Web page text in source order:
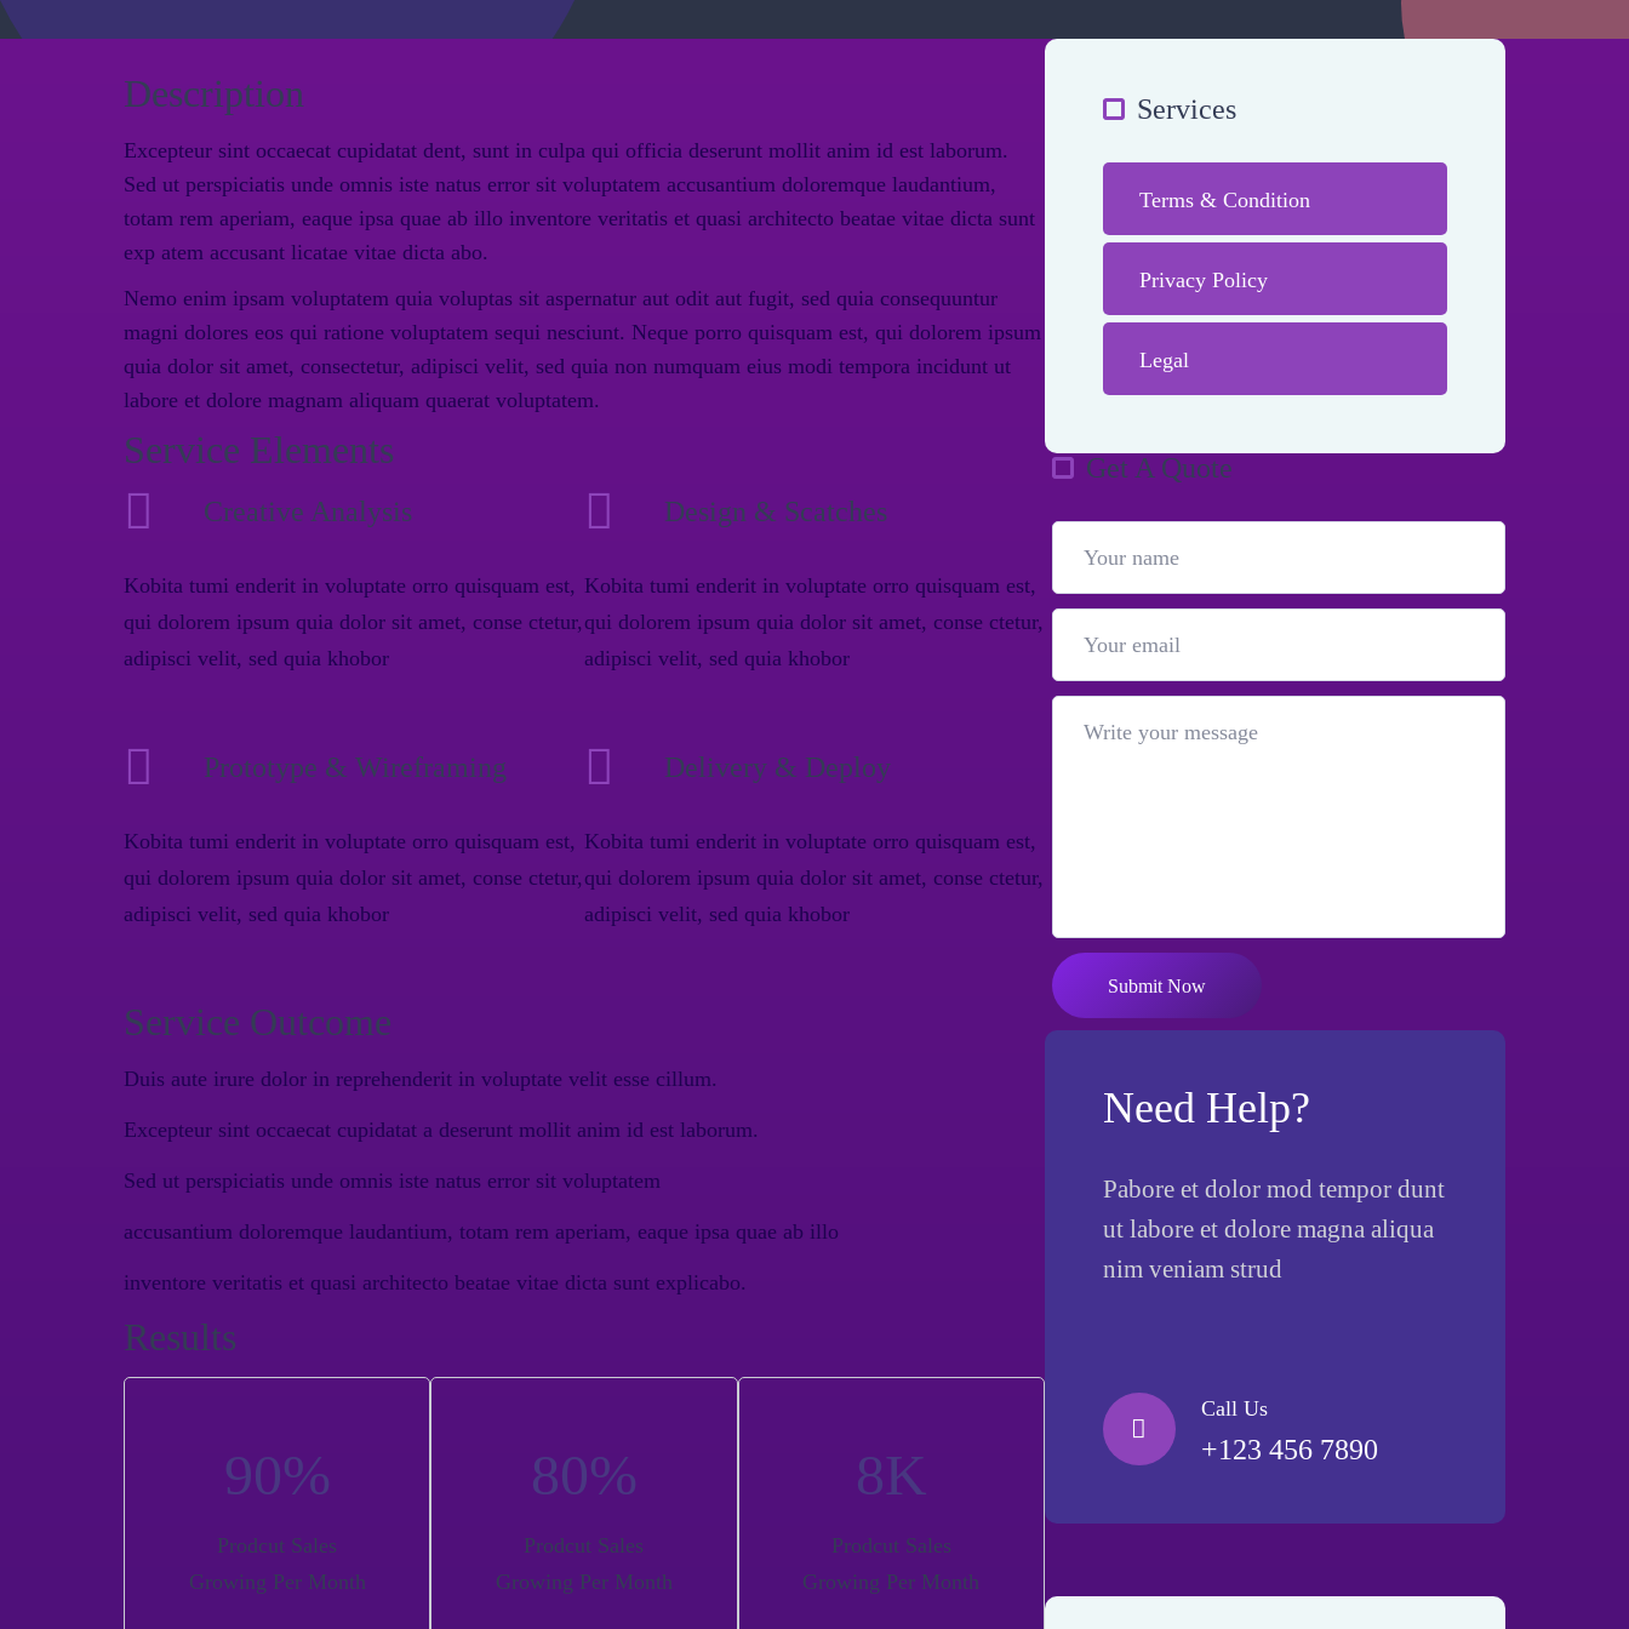
Description
Excepteur sint occaecat cupidatat dent, sunt in culpa qui officia deserunt mollit anim id est laborum.
Sed ut perspiciatis unde omnis iste natus error sit voluptatem accusantium doloremque laudantium,
totam rem aperiam, eaque ipsa quae ab illo inventore veritatis et quasi architecto beatae vitae dicta sunt
exp atem accusant licatae vitae dicta abo.
Nemo enim ipsam voluptatem quia voluptas sit aspernatur aut odit aut fugit, sed quia consequuntur
magni dolores eos qui ratione voluptatem sequi nesciunt. Neque porro quisquam est, qui dolorem ipsum
quia dolor sit amet, consectetur, adipisci velit, sed quia non numquam eius modi tempora incidunt ut
labore et dolore magnam aliquam quaerat voluptatem.
Service Elements
Creative Analysis
Kobita tumi enderit in voluptate orro quisquam est,
qui dolorem ipsum quia dolor sit amet, conse ctetur,
adipisci velit, sed quia khobor
Prototype & Wireframing
Kobita tumi enderit in voluptate orro quisquam est,
qui dolorem ipsum quia dolor sit amet, conse ctetur,
adipisci velit, sed quia khobor
Design & Scatches
Kobita tumi enderit in voluptate orro quisquam est,
qui dolorem ipsum quia dolor sit amet, conse ctetur,
adipisci velit, sed quia khobor
Delivery & Deploy
Kobita tumi enderit in voluptate orro quisquam est,
qui dolorem ipsum quia dolor sit amet, conse ctetur,
adipisci velit, sed quia khobor
Service Outcome
Duis aute irure dolor in reprehenderit in voluptate velit esse cillum.
Excepteur sint occaecat cupidatat a deserunt mollit anim id est laborum.
Sed ut perspiciatis unde omnis iste natus error sit voluptatem
accusantium doloremque laudantium, totam rem aperiam, eaque ipsa quae ab illo
inventore veritatis et quasi architecto beatae vitae dicta sunt explicabo.
Results
90%
Prodcut Sales
Growing Per Month
80%
Prodcut Sales
Growing Per Month
8K
Prodcut Sales
Growing Per Month
Services
Terms & Condition
Privacy Policy
Legal
Get A Quote
Submit Now
Need Help?
Pabore et dolor mod tempor dunt
ut labore et dolore magna aliqua
nim veniam strud
Call Us
+123 456 7890